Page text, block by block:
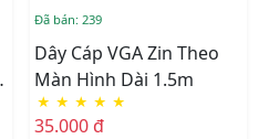
Đã bán: 239
Dây Cáp VGA Zin Theo
Màn Hình Dài 1.5m
★ ★ ★ ★ ★
35.000 đ